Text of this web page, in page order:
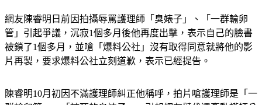
網友陳睿明日前因拍攝辱罵護理師「臭婊子」、「一群輸卵
管」引起爭議，沉寂1個多月後他再度出擊，表示自己的臉書
被鎖了1個多月，並嗆「爆料公社」沒有取得同意就將他的影
片再製，要求爆料公社立刻道歉，表示已經提告。
陳睿明10月初因不滿護理師糾正他稱呼，拍片嗆護理師是「一